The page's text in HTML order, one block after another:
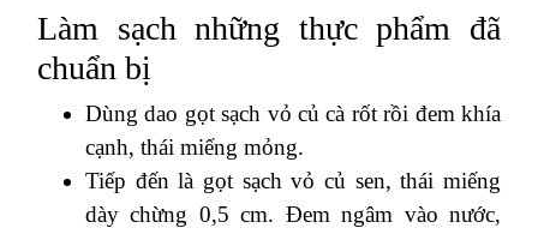
Làm sạch những thực phẩm đã
chuẩn bị
Dùng dao gọt sạch vỏ củ cà rốt rồi đem khía
cạnh, thái miếng mỏng.
Tiếp đến là gọt sạch vỏ củ sen, thái miếng
dày chừng 0,5 cm. Đem ngâm vào nước,